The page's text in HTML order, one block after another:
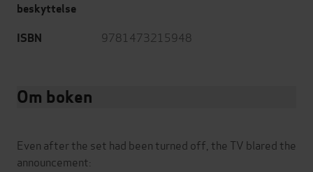
beskyttelse
ISBN 9781473215948
Om boken
Even after the set had been turned off, the TV blared the
announcement: